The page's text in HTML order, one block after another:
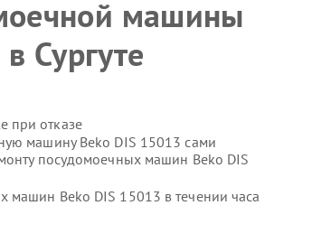
машины
Сургуте
при отказе
машину Beko DIS 15013 сами
посудомоечных машин Beko DIS
Beko DIS 15013 в течении часа